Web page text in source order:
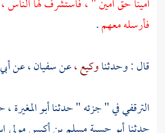
أمينا حق أمين " ، فاستشرف لها الناس
فأرسله معهم.
قال : وحدثناوكيع ،عنسفيان ،عن
الترقفي في " جزئه " حدثناأبو المغيرة ،